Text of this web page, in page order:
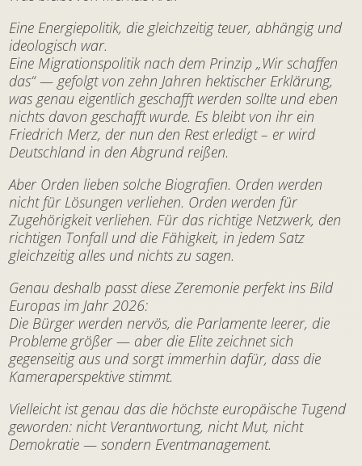
Eine Energiepolitik, die gleichzeitig teuer, abhängig und
ideologisch war.
Eine Migrationspolitik nach dem Prinzip „Wir schaffen
das“ — gefolgt von zehn Jahren hektischer Erklärung,
was genau eigentlich geschafft werden sollte und eben
nichts davon geschafft wurde. Es bleibt von ihr ein
Friedrich Merz, der nun den Rest erledigt – er wird
Deutschland in den Abgrund reißen.
Aber Orden lieben solche Biografien. Orden werden
nicht für Lösungen verliehen. Orden werden für
Zugehörigkeit verliehen. Für das richtige Netzwerk, den
richtigen Tonfall und die Fähigkeit, in jedem Satz
gleichzeitig alles und nichts zu sagen.
Genau deshalb passt diese Zeremonie perfekt ins Bild
Europas im Jahr 2026:
Die Bürger werden nervös, die Parlamente leerer, die
Probleme größer — aber die Elite zeichnet sich
gegenseitig aus und sorgt immerhin dafür, dass die
Kameraperspektive stimmt.
Vielleicht ist genau das die höchste europäische Tugend
geworden: nicht Verantwortung, nicht Mut, nicht
Demokratie — sondern Eventmanagement.